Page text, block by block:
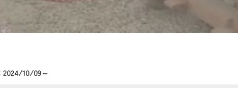
2024/10/09～
いメンテナンス作業を予定しています。